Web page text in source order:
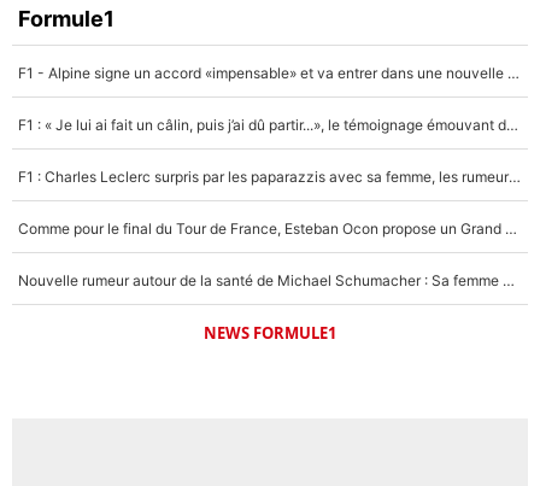
Faris Moumbagna
4%
Un autre joueur
5%
Formule1
F1 - Alpine signe un accord «impensable» et va entrer dans une nouvelle dimension : Grande nouvelle pour Pierre Gasly !
F1 : « Je lui ai fait un câlin, puis j’ai dû partir...», le témoignage émouvant de Max Verstappen sur sa fille
F1 : Charles Leclerc surpris par les paparazzis avec sa femme, les rumeurs étaient vraies !
Comme pour le final du Tour de France, Esteban Ocon propose un Grand Prix de Formule 1 à Paris : «Autour de l’Arc de Triomphe, ce serait génial» !
Nouvelle rumeur autour de la santé de Michael Schumacher : Sa femme Corinna sort du silence
NEWS FORMULE1